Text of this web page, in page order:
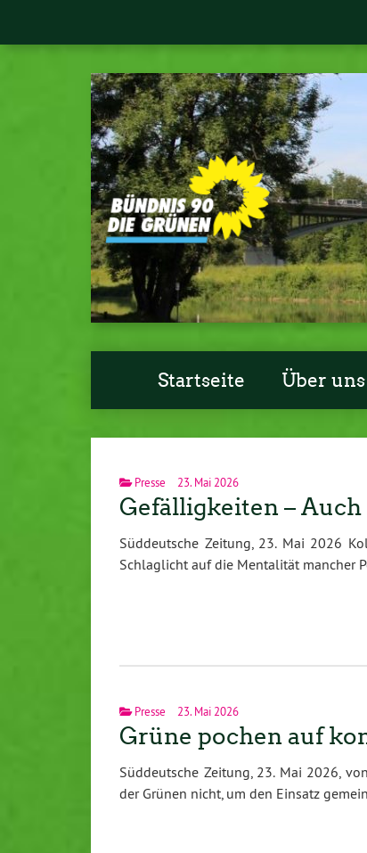
Startseite Über uns
Presse 23. Mai 2026
Gefälligkeiten –
Süddeutsche Zeitung, 23. Mai 2026
Schlaglicht auf die Mentalität mancher
Presse 23. Mai 2026
Grüne pochen auf
Süddeutsche Zeitung, 23. Mai 2026,
der Grünen nicht, um den Einsatz